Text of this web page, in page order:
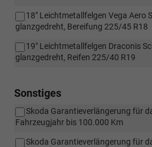
18" Leichtmetallfelgen Vega Aero
glanzgedreht, Bereifung 225/45 R18
19" Leichtmetallfelgen Draconis
glanzgedreht, Reifen 225/40 R19
Sonstiges
Skoda Garantieverlängerung für
Fahrzeugjahr bis 100.000 Km
Skoda Garantieverlängerung für